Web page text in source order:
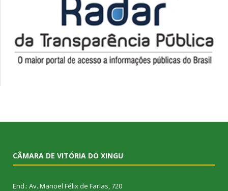
CÂMARA DE VITÓRIA DO XINGU
End.: Av. Manoel Félix de Farias, 720